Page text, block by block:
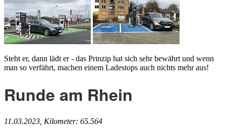
Steht er, dann lädt er - das Prinzip hat sich sehr bewährt und wenn
man so verfährt, machen einem Ladestops auch nichts mehr aus!
Runde am Rhein
11.03.2023, Kilometer: 65.564